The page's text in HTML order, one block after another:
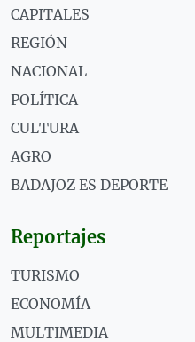
CAPITALES
REGIÓN
NACIONAL
POLÍTICA
CULTURA
AGRO
BADAJOZ ES DEPORTE
Reportajes
TURISMO
ECONOMÍA
MULTIMEDIA